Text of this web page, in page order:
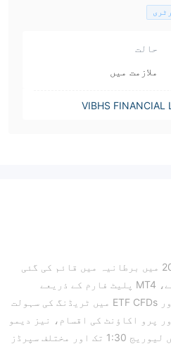
حالت
ملازمت میں
VIBHS FINANCIAL
VIBHS فنانشل لمیٹڈ، جو 2013 میں برطانیہ میں قائم کی گئی
اور UK FCA کے زیر نگرانی ہے، MT4 پلیٹ فارم کے ذریعے
فاریکس، انڈیکس، کموڈٹیز اور ETF CFDs میں ٹریڈنگ کی سہولت
پرو اکاؤنٹ کی اقسام، نیز دیمو
اکاؤنٹس پیش کرتی ہے، جن میں لیوریج 1:30 تک اور مختلف سپرڈز